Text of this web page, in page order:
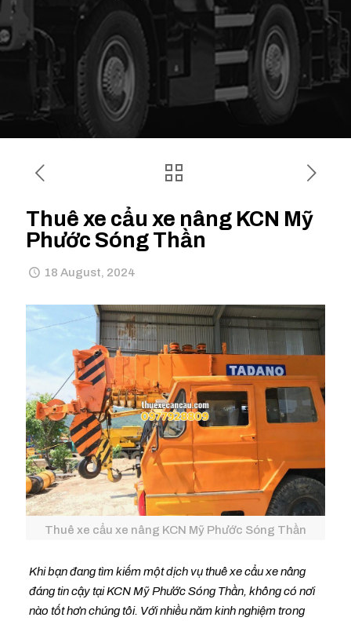
Thuê xe cẩu xe nâng KCN Mỹ
Phước Sóng Thần
18 August, 2024
Thuê xe cẩu xe nâng KCN Mỹ Phước Sóng Thần
Khi bạn đang tìm kiếm một dịch vụ thuê xe cẩu xe nâng
đáng tin cậy tại KCN Mỹ Phước Sóng Thần, không có nơi
nào tốt hơn chúng tôi. Với nhiều năm kinh nghiệm trong